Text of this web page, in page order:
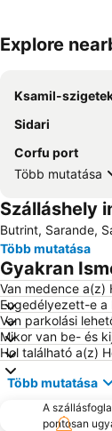
Explore
Ksamil-
Sidari
Corfu port
Több mutatása
Szálláshely
Butrint, Sarande,
Több mutatása
Gyakran
Van medence a(z)
Engedélyezett-e a
Van parkolási
Mikor van be- és
Hol található a(z)
Több mutatása
A
pontosan